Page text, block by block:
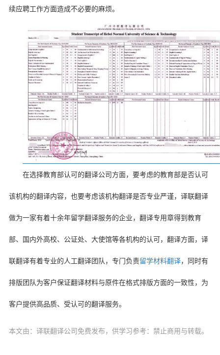
续应聘工作方面造成不必要的麻烦。
在选择教育部认可的翻译公司方面，要考虑的教育部是否认可
该机构的翻译内容，也要考虑该机构翻译是否专业严谨，译联翻译
做为一家有着十余年留学翻译服务的企业，翻译专用章得到教育
部、国内外高校、公证处、大使馆等各机构的认可，翻译方面，译
联翻译有着专业的人工翻译团队，专门负责留学材料翻译，同时有
排版团队为客户保证翻译材料与原件在格式排版方面的一致性，为
客户提供高品质、受认可的翻译服务。
本文由：译联翻译公司免费发布，供学习参考：禁止商用与转载。